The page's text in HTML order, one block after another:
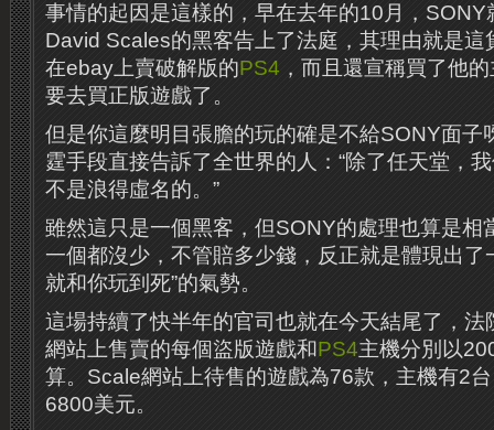
事情的起因是這樣的，早在去年的10月，SONY
David Scales的黑客告上了法庭，其理由就是這
在ebay上賣破解版的PS4 ，而且還宣稱買了他
要去買正版遊戲了。
但是你這麼明目張膽的玩的確是不給SONY面子
霆手段直接告訴了全世界的人：“除了任天堂，
不是浪得虛名的。”
雖然這只是一個黑客，但SONY的處理也算是相
一個都沒少，不管賠多少錢，反正就是體現出了
就和你玩到死”的氣勢。
這場持續了快半年的官司也就在今天結尾了，
網站上售賣的每個盜版遊戲和PS4主機分別以
算。Scale網站上待售的遊戲為76款，主機有2
6800美元。